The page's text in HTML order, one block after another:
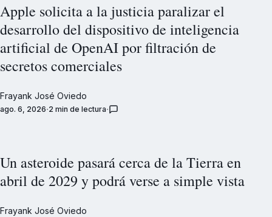
Apple solicita a la justicia paralizar el
desarrollo del dispositivo de inteligencia
artificial de OpenAI por filtración de
secretos comerciales
Frayank José Oviedo
ago. 6, 2026 2 min de lectura
Un asteroide pasará cerca de la Tierra en
abril de 2029 y podrá verse a simple vista
Frayank José Oviedo